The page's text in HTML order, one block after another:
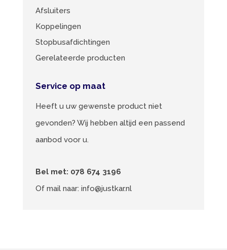
Afsluiters
Koppelingen
Stopbusafdichtingen
Gerelateerde producten
Service op maat
Heeft u uw gewenste product niet
gevonden? Wij hebben altijd een passend
aanbod voor u.
Bel met: 078 674 3196
Of mail naar: info@justkar.nl